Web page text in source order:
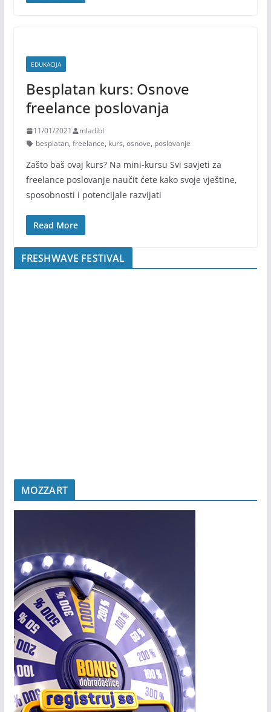
EDUKACIJA
Besplatan kurs: Osnove
freelance poslovanja
11/01/2021
mladibl
besplatan, freelance, kurs, osnove, poslovanje
Zašto baš ovaj kurs? Na mini-kursu Svi savjeti za
freelance poslovanje naučit ćete kako svoje vještine,
sposobnosti i potencijale razvijati
Read More
FRESHWAVE FESTIVAL
MOZZART